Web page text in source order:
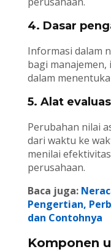
4. Dasar
Informasi dalam
bagi
dalam
5. Alat
Perubahan nilai
dari waktu ke
menilai
perusahaan.
Baca juga:
Pengertian,
dan Contohnya
Komponen